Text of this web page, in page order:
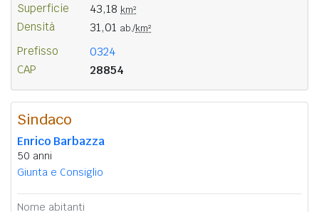
Superficie 43,18 km²
Densità 31,01 ab./km²
Prefisso 0324
CAP 28854
Sindaco
Enrico Barbazza
50 anni
Giunta e Consiglio
Nome abitanti